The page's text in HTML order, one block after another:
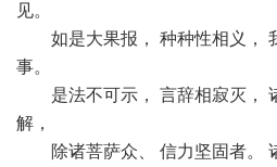
见。
如是大果报， 种种性相义，
事。
是法不可示， 言辞相寂灭，
解，
除诸菩萨众、 信力坚固者。